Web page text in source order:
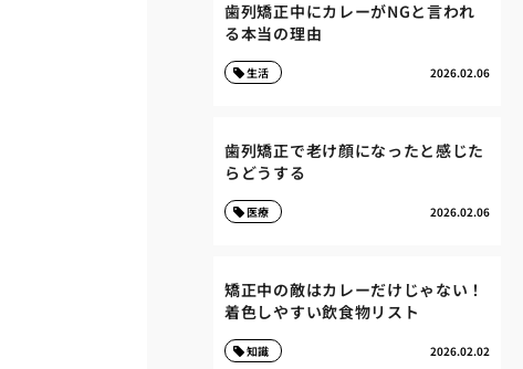
歯列矯正中にカレーがNGと言われ
る本当の理由
2026.02.06
生活
歯列矯正で老け顔になったと感じた
らどうする
2026.02.06
医療
矯正中の敵はカレーだけじゃない！
着色しやすい飲食物リスト
2026.02.02
知識